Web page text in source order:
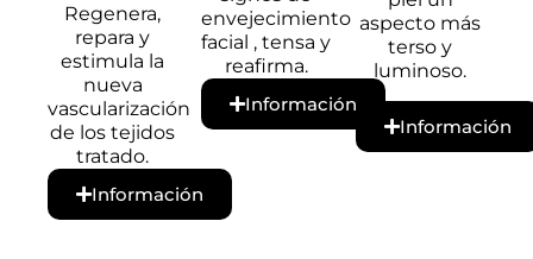
Regenera,
repara y
estimula la
nueva
vascularización
de los tejidos
tratado.
Información
envejecimiento
facial , tensa y
reafirma.
Información
aspecto más
terso y
luminoso.
Información